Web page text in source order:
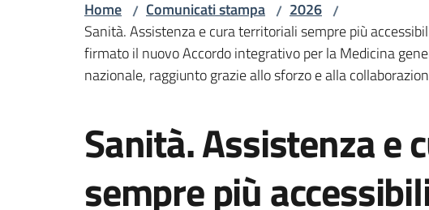
Home / Comunicati stampa / 2026 /
Sanità. Assistenza e cura territoriali sempre più
firmato il nuovo Accordo integrativo per la Medicina
nazionale, raggiunto grazie allo sforzo e alla
Salta al contenuto
Sanità. Assistenza e
sempre più